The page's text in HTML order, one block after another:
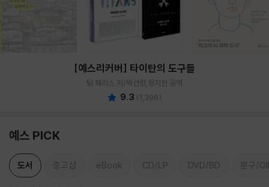
[예스리커버] 타이탄의 도구들
팀 페리스 저/박선령,정지현 공역
9.3 (1,396)
예스 PICK
도서 중고샵 eBook CD/LP DVD/BD 문구/